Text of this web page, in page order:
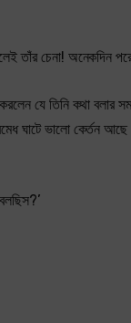
তাঁর চেনা! অনেকদিন
যে তিনি কথা বলার
ঘাটে ভালো কেৰ্তন